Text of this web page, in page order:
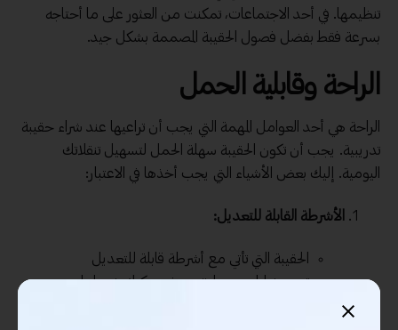
تنظيمها. في أحد الاجتماعات، تمكنت من العثور على ما أحتاجه
بسرعة فقط بفضل فصول الحقيبة المصممة بشكل جيد.
الراحة وقابلية الحمل
الراحة هي أحد العوامل المهمة التي يجب أن تراعيها عند شراء حقيبة
تدريبية. يجب أن تكون الحقيبة سهلة الحمل لتسهيل تنقلاتك
اليومية. إليك بعض الأشياء التي يجب أخذها في الاعتبار:
الأشرطة القابلة للتعديل:
الحقيبة التي تأتي مع أشرطة قابلة للتعديل
تعتبر خيارات ممتازة، حيث يمكنك ضبطها